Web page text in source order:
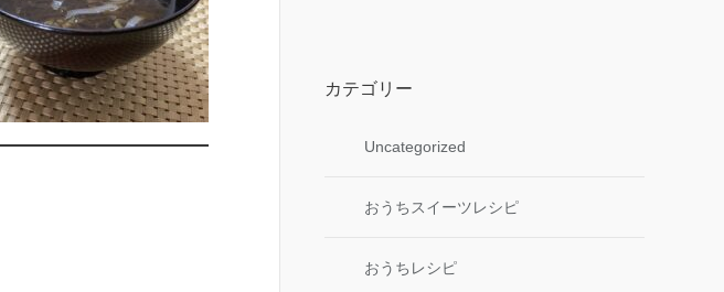
カテゴリー
Uncategorized
おうちスイーツレシピ
おうちレシピ